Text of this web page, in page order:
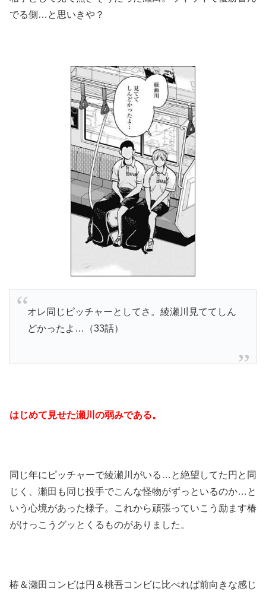
でる側…と思いきや？
オレ同じピッチャーとしてさ。綾瀬川見ててしん
どかったよ…（33話）
はじめて見せた瀬川の弱みである。
同じ年にピッチャーで綾瀬川がいる…と絶望してた円と同
じく、瀬田も同じ投手でこんな怪物がずっといるのか…と
いう心境があった様子。これから頑張っていこう励ます椿
がけっこうグッとくるものがありました。
椿＆瀬田コンビは円＆桃吾コンビに比べれば前向きな感じ